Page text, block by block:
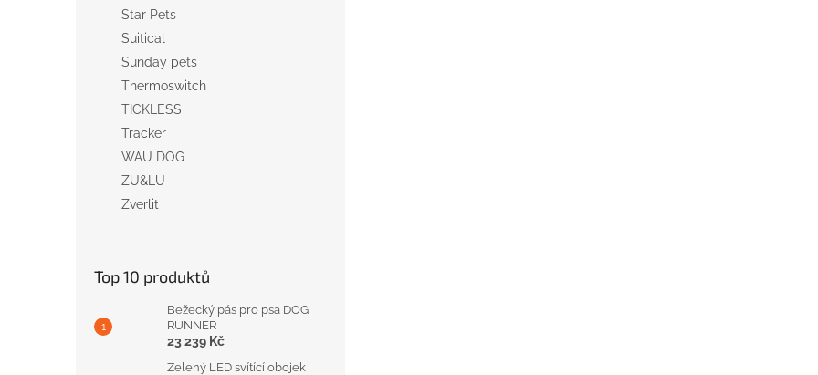
Star Pets
Suitical
Sunday pets
Thermoswitch
TICKLESS
Tracker
WAU DOG
ZU&LU
Zverlit
Top 10 produktů
Bežecký pás pro psa DOG
RUNNER
23 239 Kč
Zelený LED svítící obojek